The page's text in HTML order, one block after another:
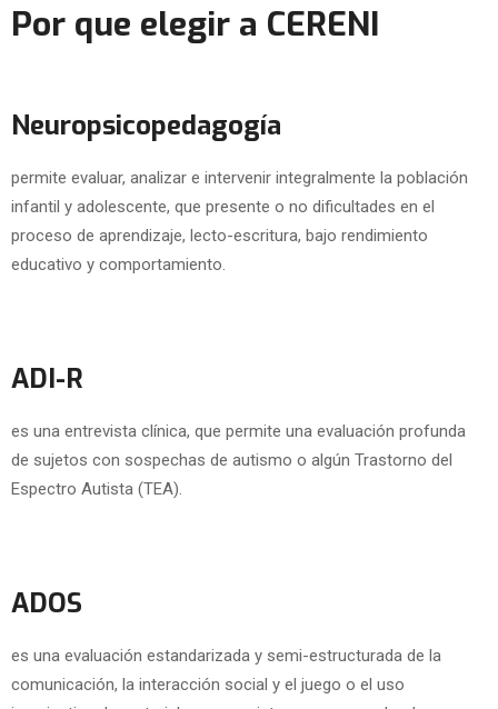
Por que elegir a CERENI
Neuropsicopedagogía
permite evaluar, analizar e intervenir integralmente la población
infantil y adolescente, que presente o no dificultades en el
proceso de aprendizaje, lecto-escritura, bajo rendimiento
educativo y comportamiento.
ADI-R
es una entrevista clínica, que permite una evaluación profunda
de sujetos con sospechas de autismo o algún Trastorno del
Espectro Autista (TEA).
ADOS
es una evaluación estandarizada y semi-estructurada de la
comunicación, la interacción social y el juego o el uso